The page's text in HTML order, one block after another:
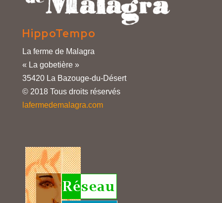
HippoTempo
La ferme de Malagra
« La gobetière »
35420 La Bazouge-du-Désert
© 2018 Tous droits réservés
lafermedemalagra.com